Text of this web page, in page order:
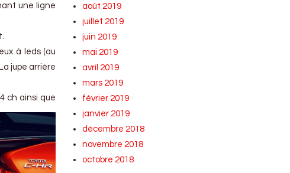
une ligne
à leds (au
jupe arrière
ch ainsi que
août 2019
juillet 2019
juin 2019
mai 2019
avril 2019
mars 2019
février 2019
janvier 2019
décembre 2018
novembre 2018
octobre 2018